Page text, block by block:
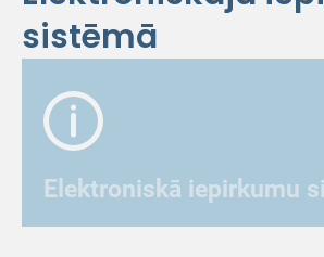
sistēmā
Elektroniskā iepirkumu